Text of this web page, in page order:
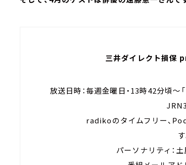
三井ダイレクト損保
放送日時：毎週金曜日・13時42
radikoのタイムフリー、Podcast
パーソナリティ